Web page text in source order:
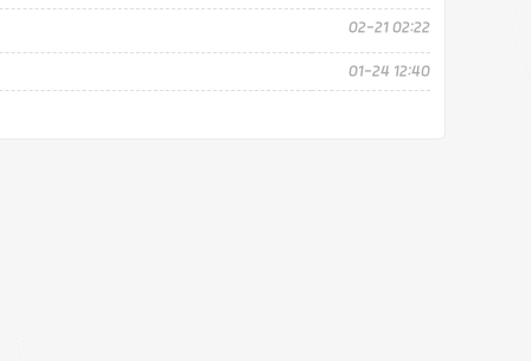
02-21 02:22
01-24 12:40